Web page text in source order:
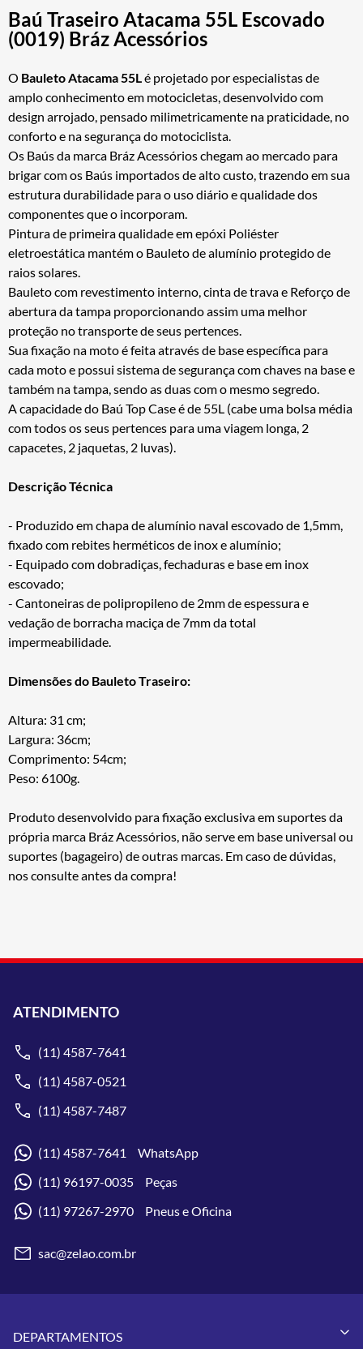
Baú Traseiro Atacama 55L Escovado
(0019) Bráz Acessórios
O Bauleto Atacama 55L é projetado por especialistas de
amplo conhecimento em motocicletas, desenvolvido com
design arrojado, pensado milimetricamente na praticidade, no
conforto e na segurança do motociclista.
Os Baús da marca Bráz Acessórios chegam ao mercado para
brigar com os Baús importados de alto custo, trazendo em sua
estrutura durabilidade para o uso diário e qualidade dos
componentes que o incorporam.
Pintura de primeira qualidade em epóxi Poliéster
eletroestática mantém o Bauleto de alumínio protegido de
raios solares.
Bauleto com revestimento interno, cinta de trava e Reforço de
abertura da tampa proporcionando assim uma melhor
proteção no transporte de seus pertences.
Sua fixação na moto é feita através de base específica para
cada moto e possui sistema de segurança com chaves na base e
também na tampa, sendo as duas com o mesmo segredo.
A capacidade do Baú Top Case é de 55L (cabe uma bolsa média
com todos os seus pertences para uma viagem longa, 2
capacetes, 2 jaquetas, 2 luvas).
Descrição Técnica
- Produzido em chapa de alumínio naval escovado de 1,5mm,
fixado com rebites herméticos de inox e alumínio;
- Equipado com dobradiças, fechaduras e base em inox
escovado;
- Cantoneiras de polipropileno de 2mm de espessura e
vedação de borracha maciça de 7mm da total
impermeabilidade.
Dimensões do Bauleto Traseiro:
Altura: 31 cm;
Largura: 36cm;
Comprimento: 54cm;
Peso: 6100g.
Produto desenvolvido para fixação exclusiva em suportes da
própria marca Bráz Acessórios, não serve em base universal ou
suportes (bagageiro) de outras marcas. Em caso de dúvidas,
nos consulte antes da compra!
ATENDIMENTO
(11) 4587-7641
(11) 4587-0521
(11) 4587-7487
(11) 4587-7641 WhatsApp
(11) 96197-0035 Peças
(11) 97267-2970 Pneus e Oficina
sac@zelao.com.br
DEPARTAMENTOS